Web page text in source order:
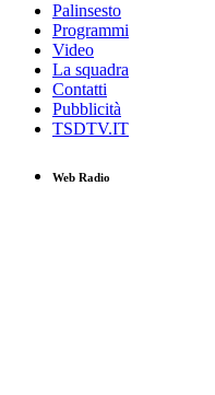
Palinsesto
Programmi
Video
La squadra
Contatti
Pubblicità
TSDTV.IT
Web Radio